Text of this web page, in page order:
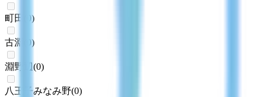
町田 0)
古淵 0)
淵野辺(0)
八王子みなみ野(0)